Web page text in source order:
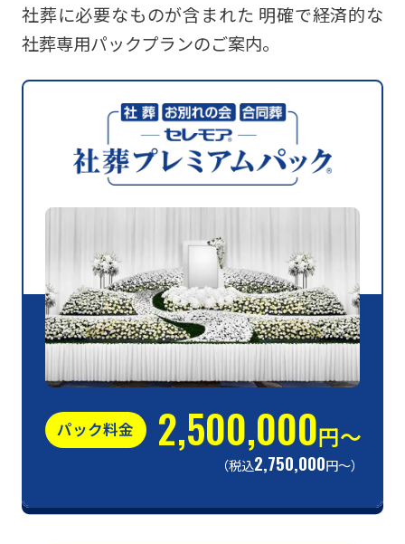
社葬に必要なものが含まれた 明確で経済的な
社葬専用パックプランのご案内。
パック料金 2,500,000円〜
（税込2,750,000円〜）